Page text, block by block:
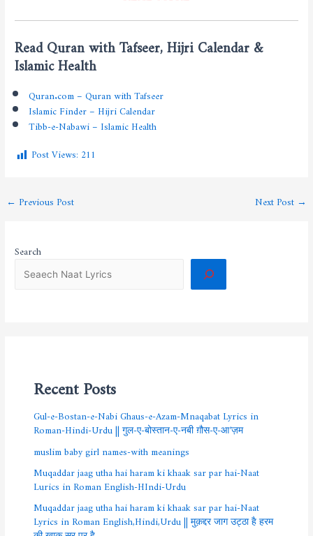
Read Quran with Tafseer, Hijri Calendar &
Islamic Health
Quran.com – Quran with Tafseer
Islamic Finder – Hijri Calendar
Tibb-e-Nabawi – Islamic Health
Post Views:211
← Previous Post Next Post→
Search
Recent Posts
Gul-e-Bostan-e-Nabi Ghaus-e-Azam-Mnaqabat Lyrics in
Roman-Hindi-Urdu || गुल-ए-बोस्तान-ए-नबी ग़ौस-ए-आ’ज़म
muslim baby girl names-with meanings
Muqaddar jaag utha hai haram ki khaak sar par hai-Naat
Lurics in Roman English-HIndi-Urdu
Muqaddar jaag utha hai haram ki khaak sar par hai-Naat
Lyrics in Roman English,Hindi,Urdu || मुक़द्दर जाग उट्ठा है हरम